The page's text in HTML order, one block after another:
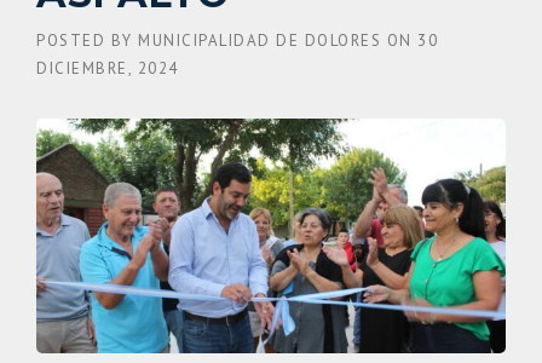
POSTED BY MUNICIPALIDAD DE DOLORES ON 30
DICIEMBRE, 2024